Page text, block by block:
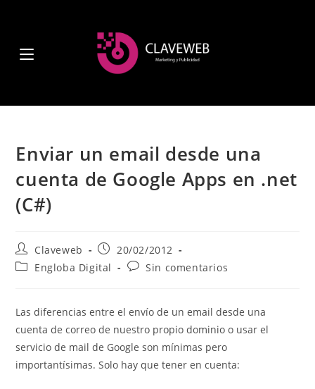
Enviar un email desde una
cuenta de Google Apps en .net
(C#)
Claveweb
20/02/2012
Engloba Digital
Sin comentarios
Las diferencias entre el envío de un email desde una
cuenta de correo de nuestro propio dominio o usar el
servicio de mail de Google son mínimas pero
importantísimas. Solo hay que tener en cuenta: